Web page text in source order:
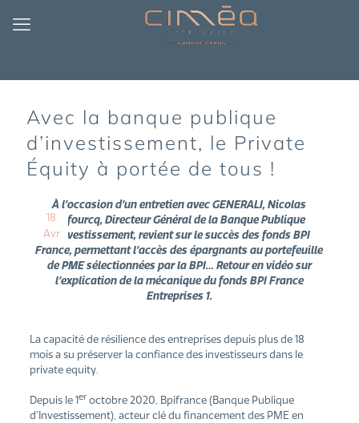
Avec la banque publique
d’investissement, le Private
Équity à portée de tous !
18
Avr
À l’occasion d’un entretien avec GENERALI, Nicolas
Dufourcq, Directeur Général de la Banque Publique
d’Investissement, revient sur le succès des fonds BPI
France, permettant l’accès des épargnants au portefeuille
de PME sélectionnées par la BPI… Retour en vidéo sur
l’explication de la mécanique du fonds BPI France
Entreprises 1.
La capacité de résilience des entreprises depuis plus de 18
mois a su préserver la confiance des investisseurs dans le
private equity.
Depuis le 1eroctobre 2020, Bpifrance (Banque Publique
d’Investissement), acteur clé du financement des PME en